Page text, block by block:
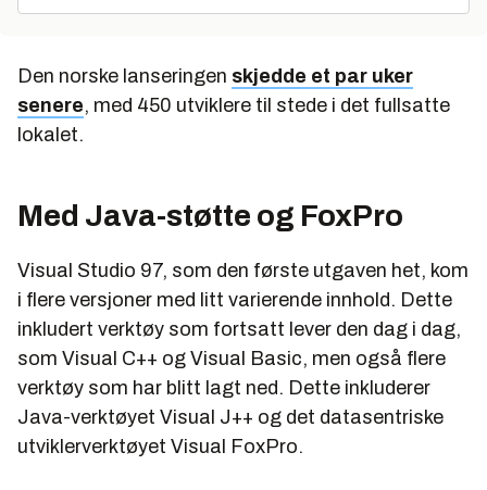
Den norske lanseringen skjedde et par uker
senere, med 450 utviklere til stede i det fullsatte
lokalet.
Med Java-støtte og FoxPro
Visual Studio 97, som den første utgaven het, kom
i flere versjoner med litt varierende innhold. Dette
inkludert verktøy som fortsatt lever den dag i dag,
som Visual C++ og Visual Basic, men også flere
verktøy som har blitt lagt ned. Dette inkluderer
Java-verktøyet Visual J++ og det datasentriske
utviklerverktøyet Visual FoxPro.